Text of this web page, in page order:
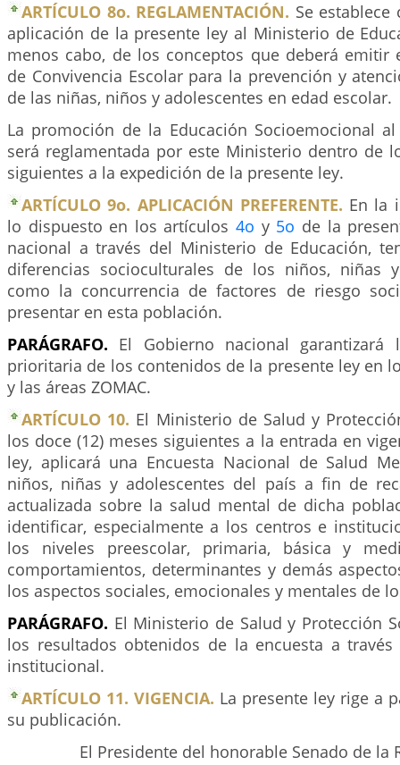
ARTÍCULO 8o. REGLAMENTACIÓN. Se
aplicación de la presente ley al Ministerio de
menos cabo, de los conceptos que deberá emitir
de Convivencia Escolar para la prevención y
de las niñas, niños y adolescentes en edad escolar.
La promoción de la Educación Socioemocional
será reglamentada por este Ministerio dentro de
siguientes a la expedición de la presente ley.
ARTÍCULO 9o. APLICACIÓN PREFERENTE. En la
lo dispuesto en los artículos4o y 5o de la
nacional a través del Ministerio de Educación,
diferencias socioculturales de los niños, niñas
como la concurrencia de factores de riesgo
presentar en esta población.
PARÁGRAFO. El Gobierno nacional garantizará
prioritaria de los contenidos de la presente ley en
y las áreas ZOMAC.
ARTÍCULO 10. El Ministerio de Salud y
los doce (12) meses siguientes a la entrada en
ley, aplicará una Encuesta Nacional de Salud
niños, niñas y adolescentes del país a fin de
actualizada sobre la salud mental de dicha
identificar, especialmente a los centros e
los niveles preescolar, primaria, básica y
comportamientos, determinantes y demás
los aspectos sociales, emocionales y mentales de
PARÁGRAFO. El Ministerio de Salud y Protección
los resultados obtenidos de la encuesta a
institucional.
ARTÍCULO 11. VIGENCIA. La presente ley rige a
su publicación.
El Presidente del honorable Senado de la